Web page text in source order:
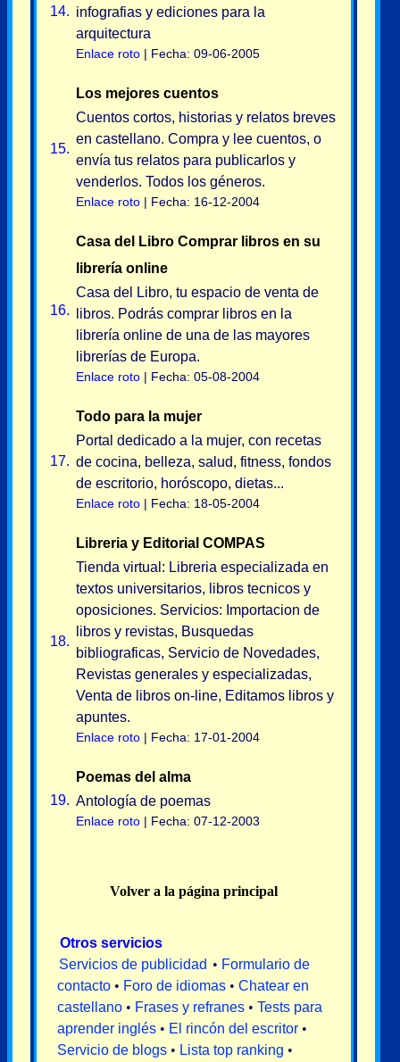
14. infografias y ediciones para la
arquitectura
Enlace roto | Fecha: 09-06-2005
15.
Los mejores cuentos
Cuentos cortos, historias y relatos breves
en castellano. Compra y lee cuentos, o
envía tus relatos para publicarlos y
venderlos. Todos los géneros.
Enlace roto | Fecha: 16-12-2004
16.
Casa del Libro Comprar libros en su
librería online
Casa del Libro, tu espacio de venta de
libros. Podrás comprar libros en la
librería online de una de las mayores
librerías de Europa.
Enlace roto | Fecha: 05-08-2004
17.
Todo para la mujer
Portal dedicado a la mujer, con recetas
de cocina, belleza, salud, fitness, fondos
de escritorio, horóscopo, dietas...
Enlace roto | Fecha: 18-05-2004
18.
Libreria y Editorial COMPAS
Tienda virtual: Libreria especializada en
textos universitarios, libros tecnicos y
oposiciones. Servicios: Importacion de
libros y revistas, Busquedas
bibliograficas, Servicio de Novedades,
Revistas generales y especializadas,
Venta de libros on-line, Editamos libros y
apuntes.
Enlace roto | Fecha: 17-01-2004
19.
Poemas del alma
Antología de poemas
Enlace roto | Fecha: 07-12-2003
Volver a la página principal
Otros servicios
Servicios de publicidad • Formulario de
contacto • Foro de idiomas • Chatear en
castellano • Frases y refranes • Tests para
aprender inglés • El rincón del escritor •
Servicio de blogs • Lista top ranking •